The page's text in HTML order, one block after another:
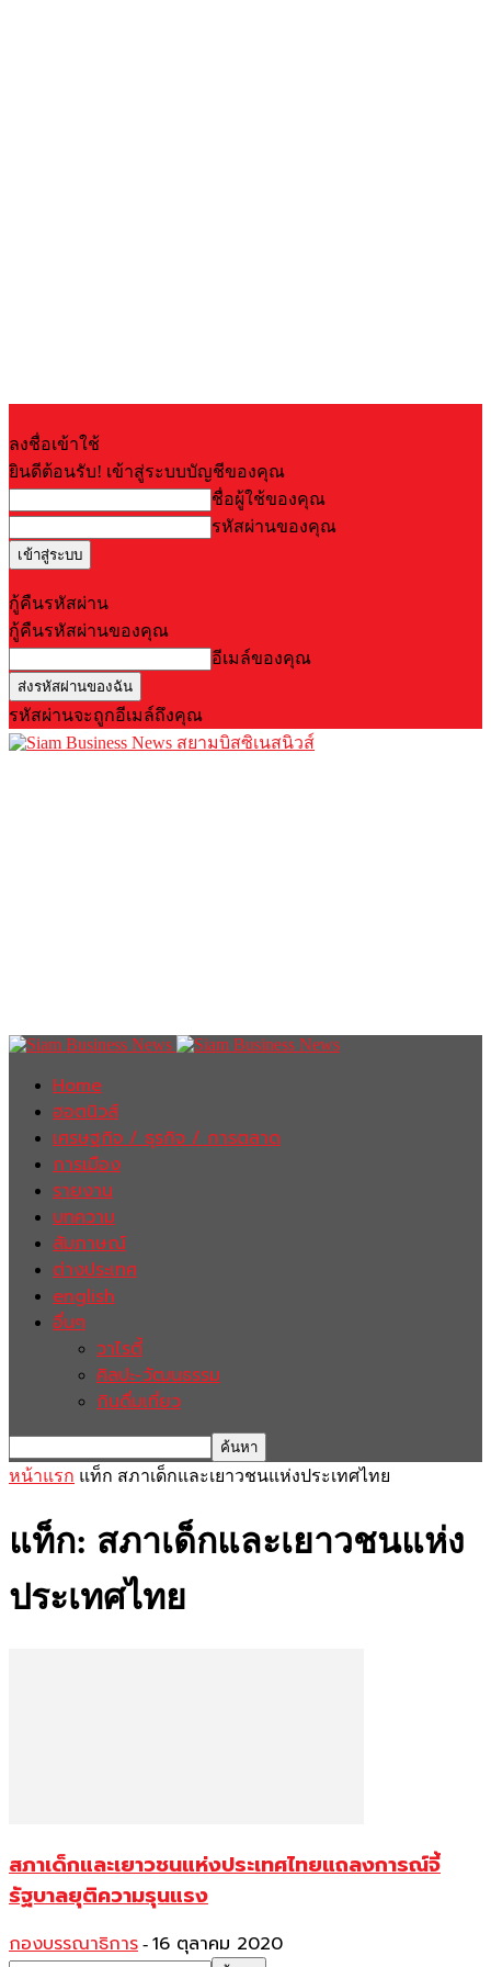
ลงชื่อเข้าใช้
ยินดีต้อนรับ! เข้าสู่ระบบบัญชีของคุณ
ชื่อผู้ใช้ของคุณ
รหัสผ่านของคุณ
กู้คืนรหัสผ่าน
กู้คืนรหัสผ่านของคุณ
อีเมล์ของคุณ
รหัสผ่านจะถูกอีเมล์ถึงคุณ
สยามบิสซิเนสนิวส์
Home
ฮอตนิวส์
เศรษฐกิจ / ธุรกิจ / การตลาด
การเมือง
รายงาน
บทความ
สัมภาษณ์
ต่างประเทศ
english
อื่นๆ
วาไรตี้
ศิลปะ-วัฒนธรรม
กินดื่มเที่ยว
หน้าแรก แท็ก สภาเด็กและเยาวชนแห่งประเทศไทย
แท็ก: สภาเด็กและเยาวชนแห่ง
ประเทศไทย
สภาเด็กและเยาวชนแห่งประเทศไทยแถลงการณ์จี้
รัฐบาลยุติความรุนแรง
กองบรรณาธิการ - 16 ตุลาคม 2020